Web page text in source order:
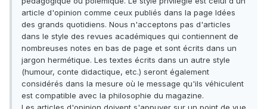
article d'opinion comme ceux publiés dans la page Idées
des grands quotidiens. Nous n'acceptons pas d'articles
dans le style des revues académiques qui contiennent de
nombreuses notes en bas de page et sont écrits dans un
jargon hermétique. Les textes écrits dans un autre style
(humour, conte didactique, etc.) seront également
considérés dans la mesure où le message qu'ils véhiculent
est compatible avec la philosophie du magazine.